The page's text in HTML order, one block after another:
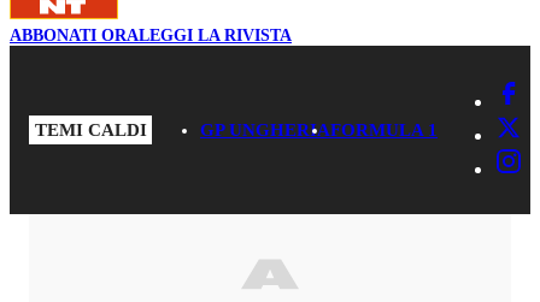
ABBONATI ORALEGGI LA RIVISTA
TEMI CALDI GP UNGHERIAFORMULA 1